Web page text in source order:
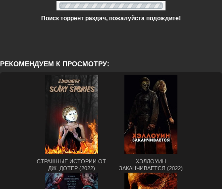
Поиск торрент раздач, пожалуйста подождите!
РЕКОМЕНДУЕМ К ПРОСМОТРУ:
СТРАШНЫЕ ИСТОРИИ ОТ
ДЖ. ДОТЕР (2022)
ХЭЛЛОУИН
ЗАКАНЧИВАЕТСЯ (2022)